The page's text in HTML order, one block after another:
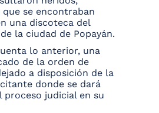
se encontraban
una discoteca del
la ciudad de Popayán.
lo anterior, una
de la orden de
a disposición de la
donde se dará
proceso judicial en su